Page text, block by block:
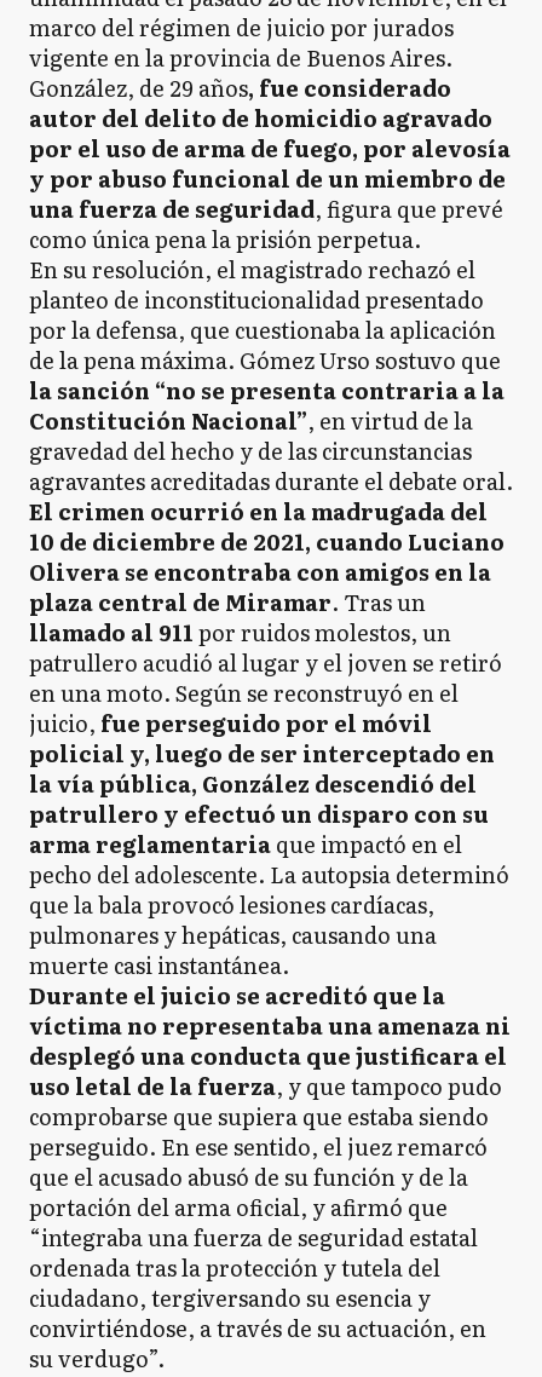
marco del régimen de juicio por jurados
vigente en la provincia de Buenos Aires.
González, de 29 años, fue considerado
autor del delito de homicidio agravado
por el uso de arma de fuego, por alevosía
y por abuso funcional de un miembro de
una fuerza de seguridad, figura que prevé
como única pena la prisión perpetua.
En su resolución, el magistrado rechazó el
planteo de inconstitucionalidad presentado
por la defensa, que cuestionaba la aplicación
de la pena máxima. Gómez Urso sostuvo que
la sanción “no se presenta contraria a la
Constitución Nacional”, en virtud de la
gravedad del hecho y de las circunstancias
agravantes acreditadas durante el debate oral.
El crimen ocurrió en la madrugada del
10 de diciembre de 2021, cuando Luciano
Olivera se encontraba con amigos en la
plaza central de Miramar. Tras un
llamado al 911por ruidos molestos, un
patrullero acudió al lugar y el joven se retiró
en una moto. Según se reconstruyó en el
juicio, fue perseguido por el móvil
policial y, luego de ser interceptado en
la vía pública, González descendió del
patrullero y efectuó un disparo con su
arma reglamentariaque impactó en el
pecho del adolescente. La autopsia determinó
que la bala provocó lesiones cardíacas,
pulmonares y hepáticas, causando una
muerte casi instantánea.
Durante el juicio se acreditó que la
víctima no representaba una amenaza ni
desplegó una conducta que justificara el
uso letal de la fuerza, y que tampoco pudo
comprobarse que supiera que estaba siendo
perseguido. En ese sentido, el juez remarcó
que el acusado abusó de su función y de la
portación del arma oficial, y afirmó que
“integraba una fuerza de seguridad estatal
ordenada tras la protección y tutela del
ciudadano, tergiversando su esencia y
convirtiéndose, a través de su actuación, en
su verdugo”.